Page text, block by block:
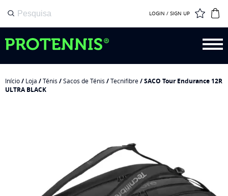
LOGIN / SIGN UP
Início/ Loja /Ténis /Sacos de Ténis /Tecnifibre/ SACO Tour Endurance 12R
ULTRA BLACK